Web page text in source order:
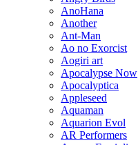
AnoHana
Another
Ant-Man
Ao no Exorcist
Aogiri art
Apocalypse Now
Apocalyptica
Appleseed
Aquaman
Aquarion Evol
AR Performers